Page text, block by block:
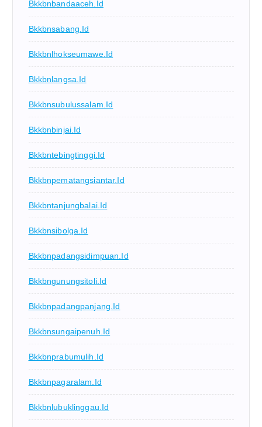
Bkkbnbandaaceh.id
Bkkbnsabang.id
Bkkbnlhokseumawe.id
Bkkbnlangsa.id
Bkkbnsubulussalam.id
Bkkbnbinjai.id
Bkkbntebingtinggi.id
Bkkbnpematangsiantar.id
Bkkbntanjungbalai.id
Bkkbnsibolga.id
Bkkbnpadangsidimpuan.id
Bkkbngunungsitoli.id
Bkkbnpadangpanjang.id
Bkkbnsungaipenuh.id
Bkkbnprabumulih.id
Bkkbnpagaralam.id
Bkkbnlubuklinggau.id